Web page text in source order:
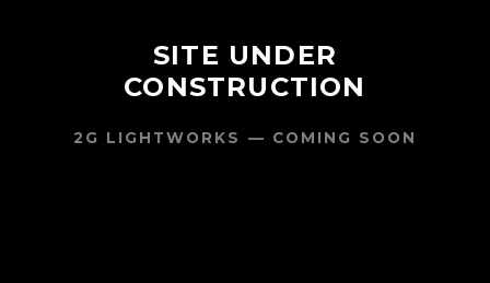
SITE UNDER
CONSTRUCTION
2G LIGHTWORKS — COMING SOON